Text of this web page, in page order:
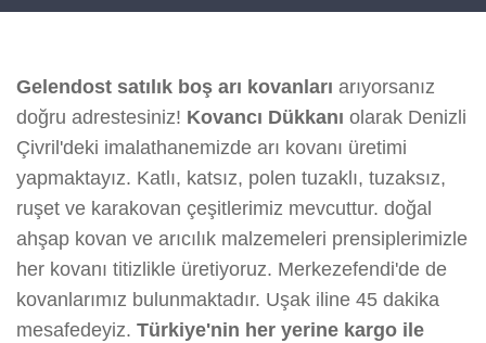
Gelendost satılık boş arı kovanları arıyorsanız
doğru adrestesiniz! Kovancı Dükkanı olarak Denizli
Çivril'deki imalathanemizde arı kovanı üretimi
yapmaktayız. Katlı, katsız, polen tuzaklı, tuzaksız,
ruşet ve karakovan çeşitlerimiz mevcuttur. doğal
ahşap kovan ve arıcılık malzemeleri prensiplerimizle
her kovanı titizlikle üretiyoruz. Merkezefendi'de de
kovanlarımız bulunmaktadır. Uşak iline 45 dakika
mesafedeyiz. Türkiye'nin her yerine kargo ile